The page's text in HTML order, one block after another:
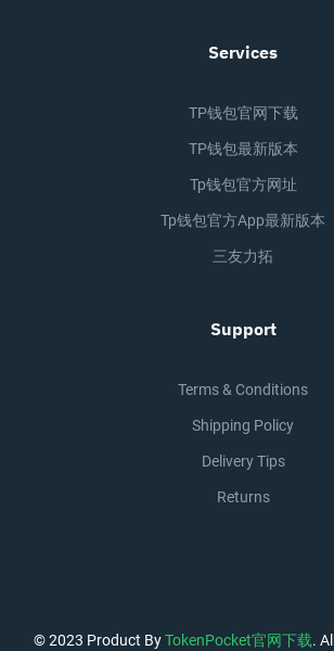
Services
TP钱包官网下载
TP钱包最新版本
Tp钱包官方网址
Tp钱包官方app最新版本
三友力拓
Support
Terms & Conditions
Shipping Policy
Delivery Tips
Returns
© 2023 Product ByTokenPocket官网下载.